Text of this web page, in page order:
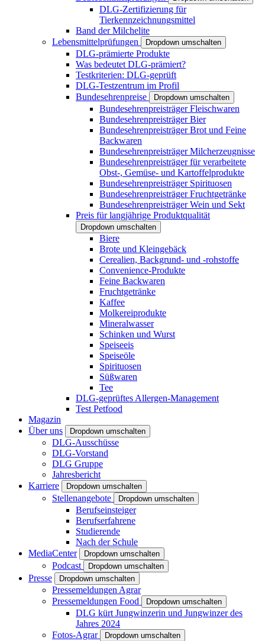
DLG-Zertifizierung für
Tierkennzeichnungsmittel
Band der Milchelite
Lebensmittelprüfungen
Dropdown umschalten
DLG-prämierte Produkte
Was bedeutet DLG-prämiert?
Testkriterien: DLG-geprüft
DLG-Testzentrum im Profil
Bundesehrenpreise
Dropdown umschalten
Bundesehrenpreisträger Fleischwaren
Bundesehrenpreisträger Bier
Bundesehrenpreisträger Brot und Feine
Backwaren
Bundesehrenpreisträger Milcherzeugnisse
Bundesehrenpreisträger für verarbeitete
Obst-, Gemüse- und Kartoffelprodukte
Bundesehrenpreisträger Spirituosen
Bundesehrenpreisträger Fruchtgetränke
Bundesehrenpreisträger Wein und Sekt
Preis für langjährige Produktqualität
Dropdown umschalten
Biere
Brote und Kleingebäck
Cerealien, Backgrund- und -rohstoffe
Convenience-Produkte
Feine Backwaren
Fruchtgetränke
Kaffee
Molkereiprodukte
Mineralwasser
Schinken und Wurst
Speiseeis
Speiseöle
Spirituosen
Süßwaren
Tee
DLG-geprüftes Allergen-Management
Test Petfood
Magazin
Über uns
Dropdown umschalten
DLG-Ausschüsse
DLG-Vorstand
DLG Gruppe
Jahresbericht
Karriere
Dropdown umschalten
Stellenangebote Dropdown umschalten
Berufseinsteiger
Berufserfahrene
Studierende
Nach der Schule
MediaCenter
Dropdown umschalten
Podcast Dropdown umschalten
Presse Dropdown umschalten
Pressemeldungen Agrar
Pressemeldungen Food
Dropdown umschalten
DLG kürt Jungwinzerin und Jungwinzer des
Jahres 2024
Fotos-Agrar
Dropdown umschalten